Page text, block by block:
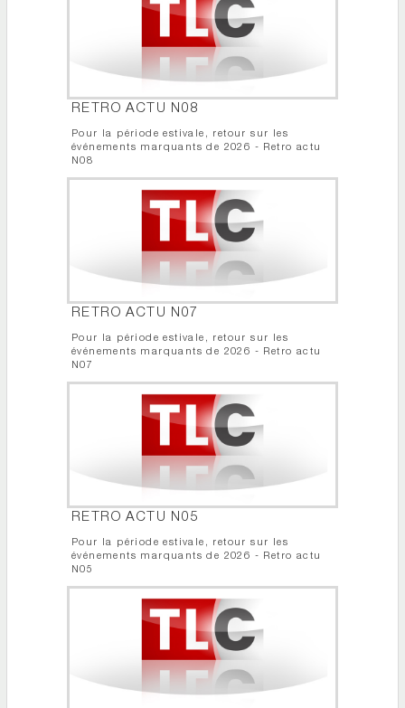
RETRO ACTU N08
Pour la période estivale, retour sur les
événements marquants de 2026 - Retro actu
N08
RETRO ACTU N07
Pour la période estivale, retour sur les
événements marquants de 2026 - Retro actu
N07
RETRO ACTU N05
Pour la période estivale, retour sur les
événements marquants de 2026 - Retro actu
N05